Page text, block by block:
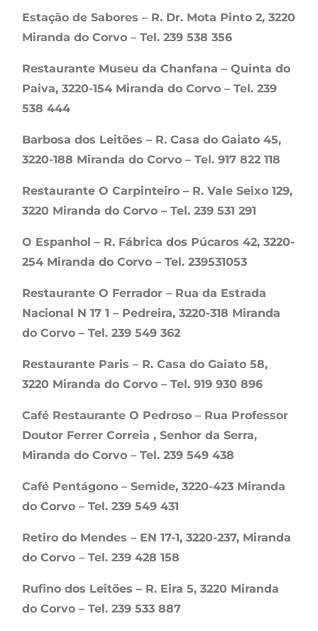
Estação de Sabores – R. Dr. Mota Pinto 2, 3220
Miranda do Corvo – Tel. 239 538 356
Restaurante Museu da Chanfana – Quinta do
Paiva, 3220-154 Miranda do Corvo – Tel. 239
538 444
Barbosa dos Leitões – R. Casa do Gaiato 45,
3220-188 Miranda do Corvo – Tel. 917 822 118
Restaurante O Carpinteiro – R. Vale Seixo 129,
3220 Miranda do Corvo – Tel. 239 531 291
O Espanhol – R. Fábrica dos Púcaros 42, 3220-
254 Miranda do Corvo – Tel. 239531053
Restaurante O Ferrador – Rua da Estrada
Nacional N 17 1 – Pedreira, 3220-318 Miranda
do Corvo – Tel. 239 549 362
Restaurante Paris – R. Casa do Gaiato 58,
3220 Miranda do Corvo – Tel. 919 930 896
Café Restaurante O Pedroso – Rua Professor
Doutor Ferrer Correia , Senhor da Serra,
Miranda do Corvo – Tel. 239 549 438
Café Pentágono – Semide, 3220-423 Miranda
do Corvo – Tel. 239 549 431
Retiro do Mendes – EN 17-1, 3220-237, Miranda
do Corvo – Tel. 239 428 158
Rufino dos Leitões – R. Eira 5, 3220 Miranda
do Corvo – Tel. 239 533 887